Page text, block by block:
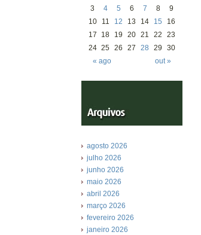
« ago out »
3
4 5 6 7 8
9
10
11 12 13 14 15
16
17
18 19 20 21 22
23
24 25 26 27 28 29 30
agosto 2026
julho 2026
junho 2026
maio 2026
abril 2026
março 2026
fevereiro 2026
janeiro 2026